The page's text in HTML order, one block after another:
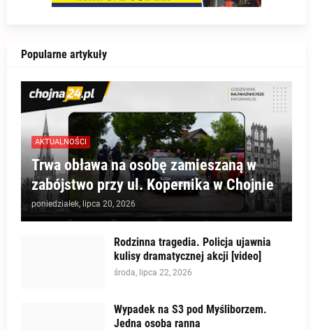
Popularne artykuły
AKTUALNOŚCI
Trwa obława na osobę zamieszaną w
zabójstwo przy ul. Kopernika w Chojnie
poniedziałek, lipca 20, 2026
Rodzinna tragedia. Policja ujawnia
kulisy dramatycznej akcji [video]
środa, lipca 22, 2026
Wypadek na S3 pod Myśliborzem.
Jedna osoba ranna